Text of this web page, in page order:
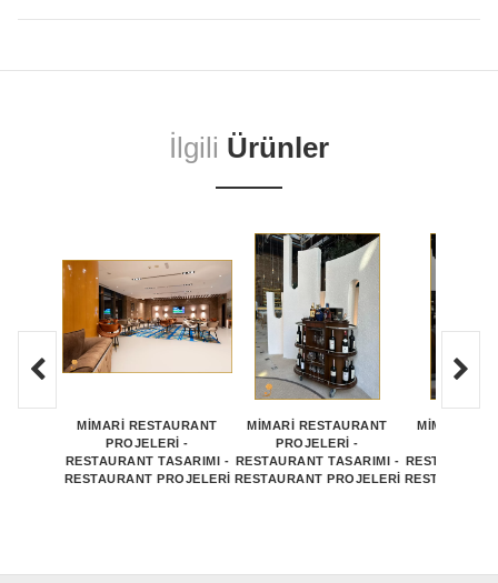
İlgili Ürünler
MİMARİ RESTAURANT
PROJELERİ -
RESTAURANT TASARIMI -
RESTAURANT PROJELERİ
MİMARİ RESTAURANT
PROJELERİ -
RESTAURANT TASARIMI -
RESTAURANT PROJELERİ
MİMARİ
RESTAURANT